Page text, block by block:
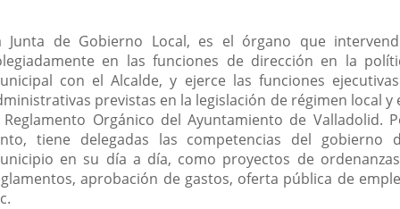
Junta de Gobierno Local, es el órgano que
en las funciones de dirección en la
con el Alcalde, y ejerce las funciones
previstas en la legislación de régimen local y
Orgánico del Ayuntamiento de Valladolid.
tiene delegadas las competencias del gobierno
en su día a día, como proyectos de
aprobación de gastos, oferta pública de